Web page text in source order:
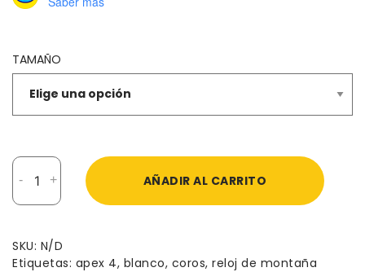
TAMAÑO
-
COROS
Apex
4
Blanco
cantidad
+ AÑADIR AL CARRITO
SKU: N/D
Etiquetas: apex 4, blanco, coros, reloj de montaña